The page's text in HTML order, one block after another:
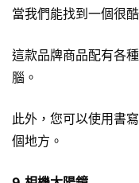
當我們能找到一個很
這款品牌商品配有各
腦。
此外，您可以使用書
個地方。